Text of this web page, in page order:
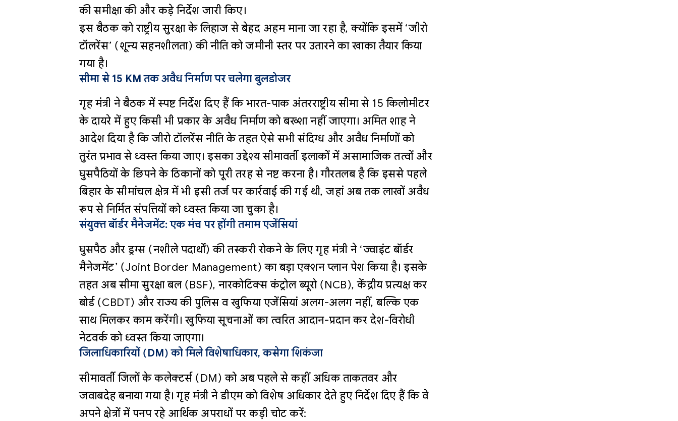
की समीक्षा की और कड़े निर्देश जारी किए।
इस बैठक को राष्ट्रीय सुरक्षा के लिहाज से बेहद अहम माना जा रहा है, क्योंकि इसमें ‘जीरो
टॉलरेंस’ (शून्य सहनशीलता) की नीति को जमीनी स्तर पर उतारने का खाका तैयार किया
गया है।
सीमा से 15 KM तक अवैध निर्माण पर चलेगा बुलडोजर
गृह मंत्री ने बैठक में स्पष्ट निर्देश दिए हैं कि भारत-पाक अंतरराष्ट्रीय सीमा से 15 किलोमीटर
के दायरे में हुए किसी भी प्रकार के अवैध निर्माण को बख्शा नहीं जाएगा। अमित शाह ने
आदेश दिया है कि जीरो टॉलरेंस नीति के तहत ऐसे सभी संदिग्ध और अवैध निर्माणों को
तुरंत प्रभाव से ध्वस्त किया जाए। इसका उद्देश्य सीमावर्ती इलाकों में असामाजिक तत्वों और
घुसपैठियों के छिपने के ठिकानों को पूरी तरह से नष्ट करना है। गौरतलब है कि इससे पहले
बिहार के सीमांचल क्षेत्र में भी इसी तर्ज पर कार्रवाई की गई थी, जहां अब तक लाखों अवैध
रूप से निर्मित संपत्तियों को ध्वस्त किया जा चुका है।
संयुक्त बॉर्डर मैनेजमेंट: एक मंच पर होंगी तमाम एजेंसियां
घुसपैठ और ड्रग्स (नशीले पदार्थों) की तस्करी रोकने के लिए गृह मंत्री ने ‘ज्वाइंट बॉर्डर
मैनेजमेंट’ (Joint Border Management) का बड़ा एक्शन प्लान पेश किया है। इसके
तहत अब सीमा सुरक्षा बल (BSF), नारकोटिक्स कंट्रोल ब्यूरो (NCB), केंद्रीय प्रत्यक्ष कर
बोर्ड (CBDT) और राज्य की पुलिस व खुफिया एजेंसियां अलग-अलग नहीं, बल्कि एक
साथ मिलकर काम करेंगी। खुफिया सूचनाओं का त्वरित आदान-प्रदान कर देश-विरोधी
नेटवर्क को ध्वस्त किया जाएगा।
जिलाधिकारियों (DM) को मिले विशेषाधिकार, कसेगा शिकंजा
सीमावर्ती जिलों के कलेक्टर्स (DM) को अब पहले से कहीं अधिक ताकतवर और
जवाबदेह बनाया गया है। गृह मंत्री ने डीएम को विशेष अधिकार देते हुए निर्देश दिए हैं कि वे
अपने क्षेत्रों में पनप रहे आर्थिक अपराधों पर कड़ी चोट करें: